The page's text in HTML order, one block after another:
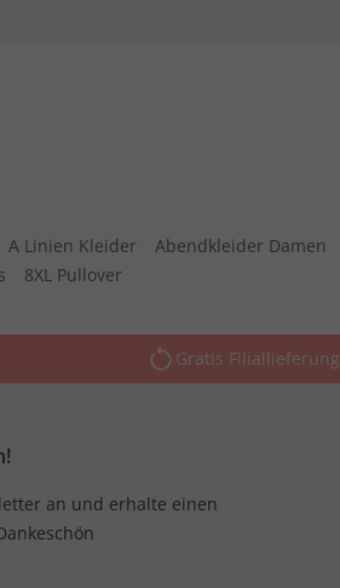
A Linien Kleider Abendkleider Damen
8XL Pullover
Gratis Filiallieferung
an und erhalte einen